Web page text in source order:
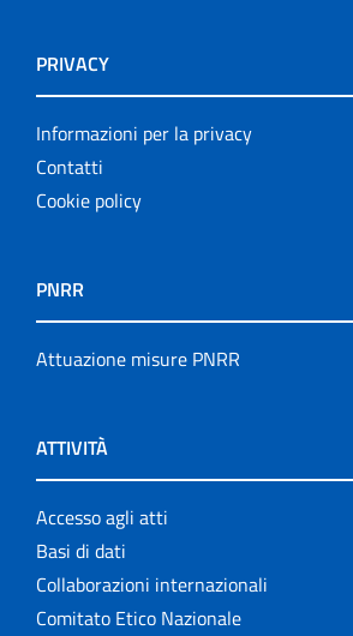
PRIVACY
Informazioni per la privacy
Contatti
Cookie policy
PNRR
Attuazione misure PNRR
ATTIVITÀ
Accesso agli atti
Basi di dati
Collaborazioni internazionali
Comitato Etico Nazionale